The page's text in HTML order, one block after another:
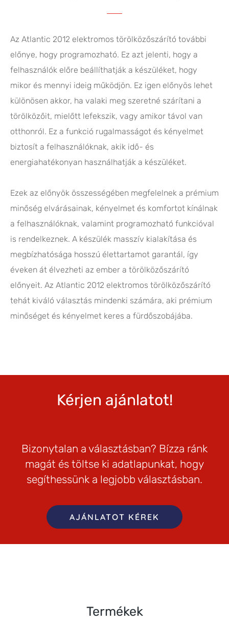
Az Atlantic 2012 elektromos törölközőszárító további
előnye, hogy programozható. Ez azt jelenti, hogy a
felhasználók előre beállíthatják a készüléket, hogy
mikor és mennyi ideig működjön. Ez igen előnyös lehet
különösen akkor, ha valaki meg szeretné szárítani a
törölközőit, mielőtt lefekszik, vagy amikor távol van
otthonról. Ez a funkció rugalmasságot és kényelmet
biztosít a felhasználóknak, akik idő- és
energiahatékonyan használhatják a készüléket.
Ezek az előnyök összességében megfelelnek a prémium
minőség elvárásainak, kényelmet és komfortot kínálnak
a felhasználóknak, valamint programozható funkcióval
is rendelkeznek. A készülék masszív kialakítása és
megbízhatósága hosszú élettartamot garantál, így
éveken át élvezheti az ember a törölközőszárító
előnyeit. Az Atlantic 2012 elektromos törölközőszárító
tehát kiváló választás mindenki számára, aki prémium
minőséget és kényelmet keres a fürdőszobájába.
Kérjen ajánlatot!
Bizonytalan a választásban? Bízza ránk
magát és töltse ki adatlapunkat, hogy
segíthessünk a legjobb választásban.
AJÁNLATOT KÉREK
Termékek